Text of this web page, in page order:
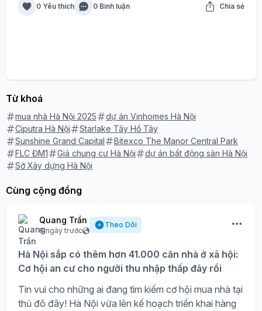
0 Yêu thích 0 Bình luận Chia sẻ
Từ khoá
mua nhà Hà Nội 2025
dự án Vinhomes Hà Nội
Ciputra Hà Nội
Starlake Tây Hồ Tây
Sunshine Grand Capital
Bitexco The Manor Central Park
FLC ĐM1
Giá chung cư Hà Nội
dự án bất động sản Hà Nội
Sở Xây dựng Hà Nội
Cùng cộng đồng
Quang Trần
6 ngày trước
Theo Dõi
Hà Nội sắp có thêm hơn 41.000 căn nhà ở xã hội:
Cơ hội an cư cho người thu nhập thấp đây rồi
Tin vui cho những ai đang tìm kiếm cơ hội mua nhà tại
thủ đô đây! Hà Nội vừa lên kế hoạch triển khai hàng